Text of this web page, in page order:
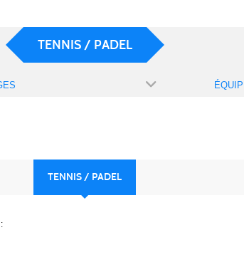
TENNIS / PADEL
TENNIS / PADEL